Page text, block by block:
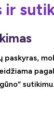
ir
paskyras,
pagal
sutikimu.